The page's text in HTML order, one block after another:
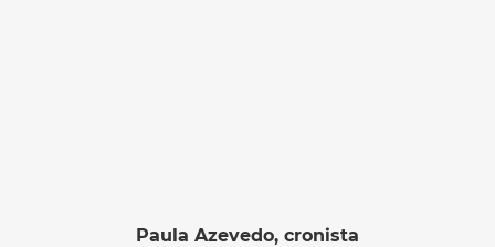
Paula Azevedo, cronista